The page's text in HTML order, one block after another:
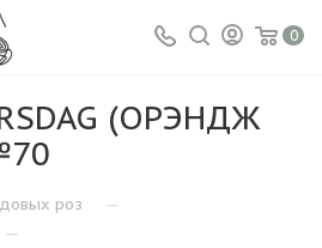
0
(ОРЭНДЖ
роз —
—